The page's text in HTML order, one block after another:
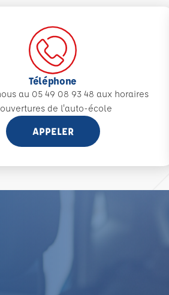
Téléphone
au 05 49 08 93 48 aux horaires
de l'auto-école
APPELER